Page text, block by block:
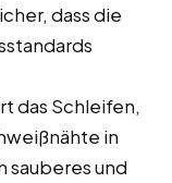
dass die
das Schleifen,
in
sauberes und